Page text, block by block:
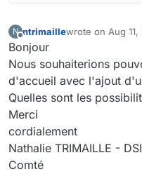
N
Offline
ntrimaillewrote on Aug
last edited by
Bonjour
Nous souhaiterions
d'accueil avec l'ajout
Quelles sont les
Merci
cordialement
Nathalie TRIMAILLE -
Comté